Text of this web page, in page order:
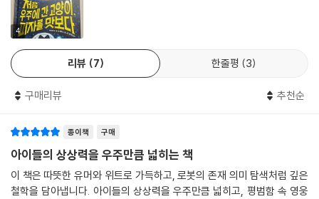
역가가 꿈틀책방의 이숙희 대표이기 때문입니다.
는 함께 컬레버레이션을 하자고 꿈틀책방에 직접 연락했습니다. 꿈틀책방
은 맥 바넷과 숀 해리스를 줌으로 초대해 약 300명의 한국 독자들과 만남
을 진행했지요. 원서를 가지고 북토크를 진행한 것은 물론 작가들과 여러
다. 그 인연으로 맥 바넷은 한국에 오면 꿈틀책방에 가장 먼저 가 보고 싶다
고 했고, 드디어 2023년 6월 20일에 꿈틀책방을 방문하게 된 것입니다.
“맥 바넷의 빠른 속도의 대화, 유쾌한 비속어, 유머러스한 말장난은 해리
스의 인상적인 삽화에 의해 더 힘을 발휘합니다. 터무니없는 유머와 결합
된 우정과 개인의 목적이라는 놀랍도록 진지한 주제는 이 독자들에게 반향
을 불러일으킬 것입니다.”
- [혼 북 매거진]
4
리뷰 7 한줄평 3
구매리뷰 추천순
종이책 구매
아이들의 상상력을 우주만큼 넓히는 책
이 책은 따뜻한 유머와 위트로 가득하고, 로봇의 존재 의미 탐색처럼 깊은
철학을 담아냅니다. 아이들의 상상력을 우주만큼 넓히고, 평범함 속 영웅